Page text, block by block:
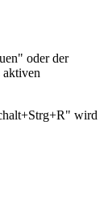
oder der
wird